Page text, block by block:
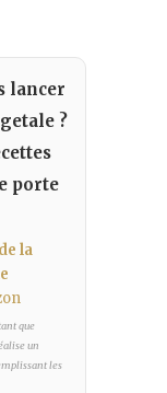
lancer
?
porte
la
que
un
les